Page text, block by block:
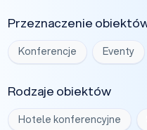
Przeznaczenie
Konferencje Eventy
Rodzaje obiektów
Hotele konferencyjne